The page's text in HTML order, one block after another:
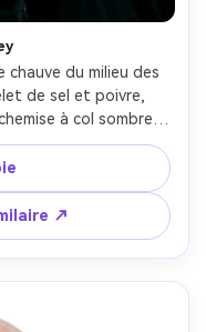
du milieu des
de sel et poivre,
à col sombre,
avec des ombres
Sony A1, 85mm
légèrement sur le
intense, texture de
au point nette,
AR 4:5
↗